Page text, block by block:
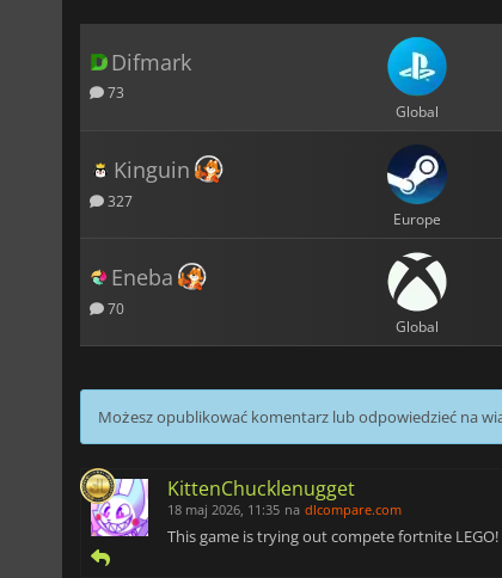
Difmark
73
Global
Kinguin
327
Europe
Eneba
70
Global
Możesz opublikować komentarz lub odpowiedzieć na
KittenChucklenugget
18 maj 2026, 11:35 na dlcompare.com
This game is trying out compete fortnite